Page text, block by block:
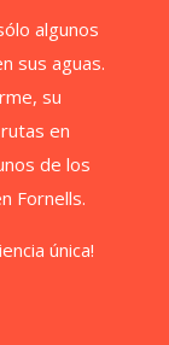
algunos
sus aguas.
su
en
de los
Fornells.
única!